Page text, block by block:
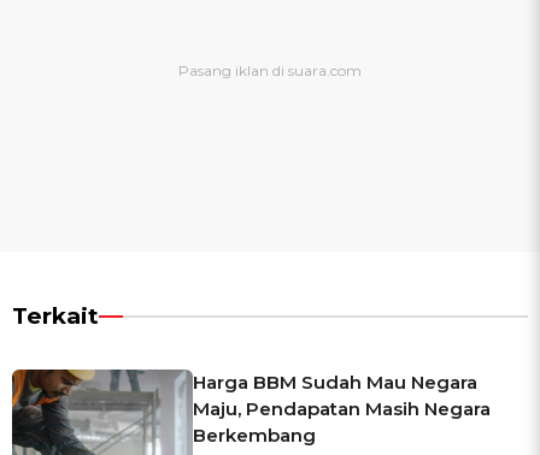
Terkait
Harga BBM Sudah Mau Negara
Maju, Pendapatan Masih Negara
Berkembang